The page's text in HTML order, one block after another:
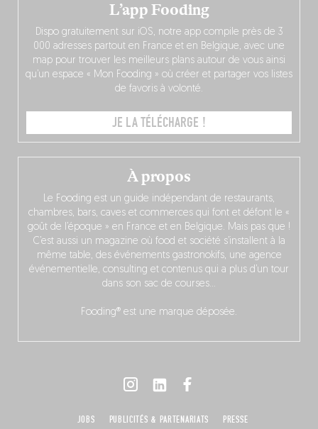
À propos
Le Fooding est un guide indépendant de restaurants,
chambres, bars, caves et commerces qui font et défont le «
goût de l’époque » en France et en Belgique. Mais pas que !
C’est aussi un magazine où food et société s’installent à la
même table, des événements gastronokifs, une agence
événementielle, consulting et contenus qui a plus d’un tour
dans son sac de courses…
Fooding® est une marque déposée.
L’app Fooding
Dispo gratuitement sur iOS, notre app compile près de 3
000 adresses partout en France et en Belgique, avec une
map pour trouver les meilleurs plans autour de vous ainsi
qu’un espace « Mon Fooding » où créer et partager vos listes
de favoris à volonté.
JE LA TÉLÉCHARGE !
JOBS PUBLICITÉS & PARTENARIATS PRESSE